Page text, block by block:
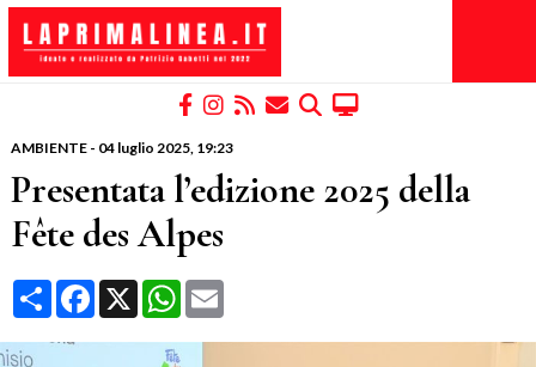
AMBIENTE- 04 luglio 2025, 19:23
Presentata l’edizione 2025 della
Fête des Alpes
CondividiFacebook
X WhatsApp
Email